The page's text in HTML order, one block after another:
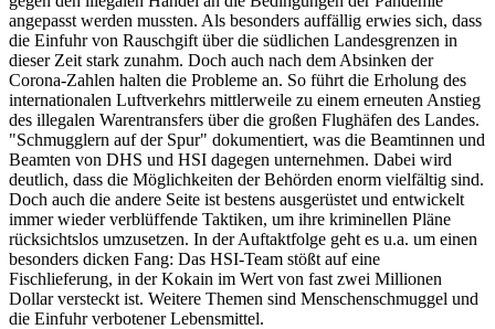
angepasst werden mussten. Als besonders auffällig erwies sich, dass
die Einfuhr von Rauschgift über die südlichen Landesgrenzen in
dieser Zeit stark zunahm. Doch auch nach dem Absinken der
Corona-Zahlen halten die Probleme an. So führt die Erholung des
internationalen Luftverkehrs mittlerweile zu einem erneuten Anstieg
des illegalen Warentransfers über die großen Flughäfen des Landes.
"Schmugglern auf der Spur" dokumentiert, was die Beamtinnen und
Beamten von DHS und HSI dagegen unternehmen. Dabei wird
deutlich, dass die Möglichkeiten der Behörden enorm vielfältig sind.
Doch auch die andere Seite ist bestens ausgerüstet und entwickelt
immer wieder verblüffende Taktiken, um ihre kriminellen Pläne
rücksichtslos umzusetzen. In der Auftaktfolge geht es u.a. um einen
besonders dicken Fang: Das HSI-Team stößt auf eine
Fischlieferung, in der Kokain im Wert von fast zwei Millionen
Dollar versteckt ist. Weitere Themen sind Menschenschmuggel und
die Einfuhr verbotener Lebensmittel.